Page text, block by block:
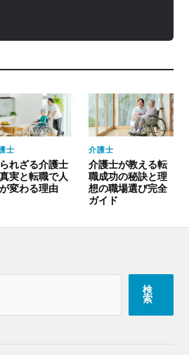
士
れざる介護士
実と転職で人
変わる理由
介護士
介護士が教える転
職成功の秘訣と理
想の職場選び完全
ガイド
検
索